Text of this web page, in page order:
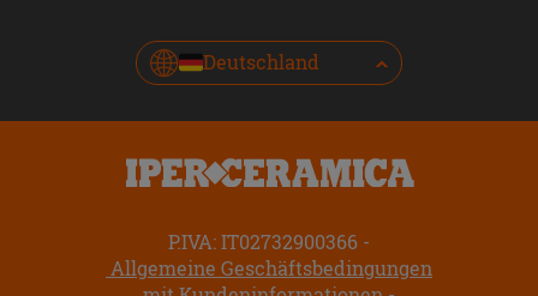
Deutschland
P.IVA: IT02732900366
Allgemeine Geschäftsbedingungen